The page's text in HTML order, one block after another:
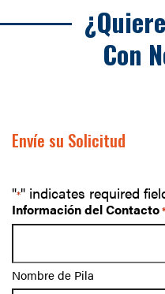
Con
Envíe su Solicitud
"*" indicates required
Información del Contacto
Nombre de Pila